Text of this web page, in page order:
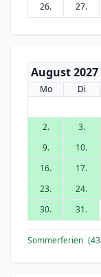
26.
27.
August 2027
Mo Di
2.
3.
9.
10.
16.
17.
23.
24.
30.
31.
Sommerferien (43